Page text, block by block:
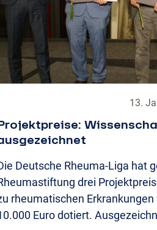
13.
Deutsche Rheuma-Liga hat
drei
rheumatischen
Euro dotiert.